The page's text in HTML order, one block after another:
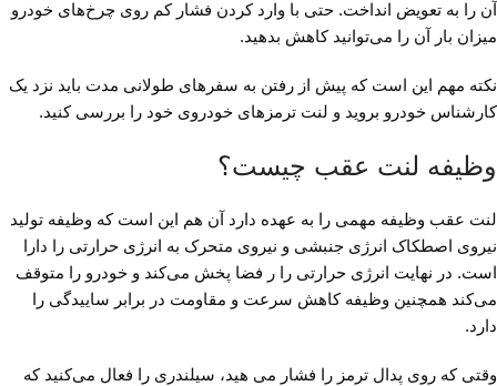
آن را به تعویض انداخت. حتی با وارد کردن فشار کم روی چرخ‌های خودرو
میزان بار آن را می‌توانید کاهش بدهید.
نکته مهم این است که پیش از رفتن به سفرهای طولانی مدت باید نزد یک
کارشناس خودرو بروید و لنت ترمزهای خودروی خود را بررسی کنید.
وظیفه لنت عقب چیست؟
لنت عقب وظیفه مهمی را به عهده دارد آن هم این است که وظیفه تولید
نیروی اصطکاک انرژی جنبشی و نیروی متحرک به انرژی حرارتی را دارا
است. در نهایت انرژی حرارتی را ر فضا پخش می‌کند و خودرو را متوقف
می‌کند همچنین وظیفه کاهش سرعت و مقاومت در برابر ساییدگی را
دارد.
وقتی که روی پدال ترمز را فشار می ‌هید، سیلندری را فعال می‌کنید که